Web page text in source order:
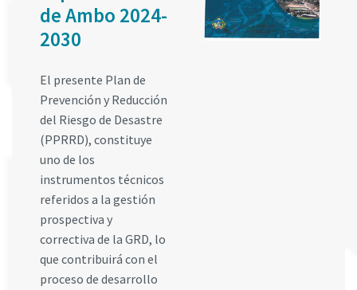
de Ambo 2024-
2030
El presente Plan de
Prevención y Reducción
del Riesgo de Desastre
(PPRRD), constituye
uno de los
instrumentos técnicos
referidos a la gestión
prospectiva y
correctiva de la GRD, lo
que contribuirá con el
proceso de desarrollo